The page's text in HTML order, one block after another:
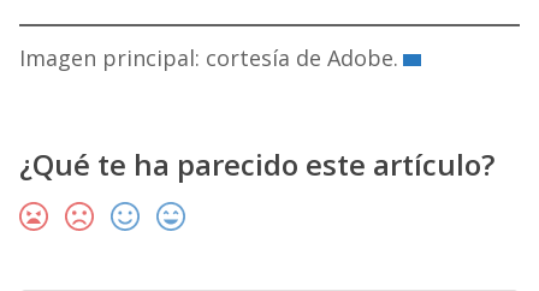
Imagen principal: cortesía de Adobe.
¿Qué te ha parecido este artículo?